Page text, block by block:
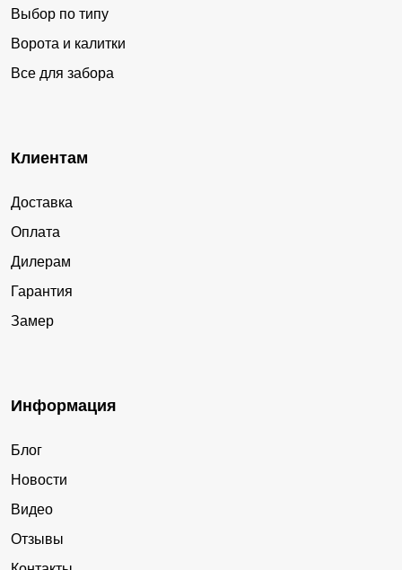
Выбор по типу
Ворота и калитки
Все для забора
Клиентам
Доставка
Оплата
Дилерам
Гарантия
Замер
Информация
Блог
Новости
Видео
Отзывы